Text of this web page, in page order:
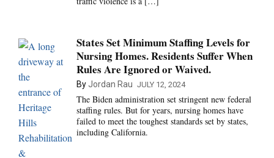
States Set Minimum Staffing Levels for
Nursing Homes. Residents Suffer When
Rules Are Ignored or Waived.
ByJordan Rau JULY 12, 2024
The Biden administration set stringent new federal
staffing rules. But for years, nursing homes have
failed to meet the toughest standards set by states,
including California.